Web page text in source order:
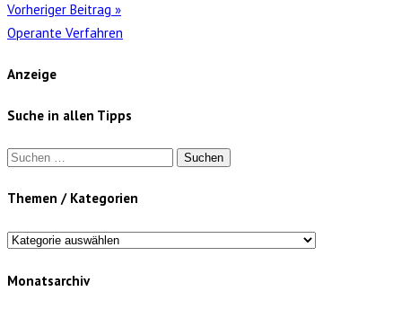
Vorheriger Beitrag »
Operante Verfahren
Anzeige
Suche in allen Tipps
Suchen
Themen / Kategorien
Themen
Kategorien
Monatsarchiv